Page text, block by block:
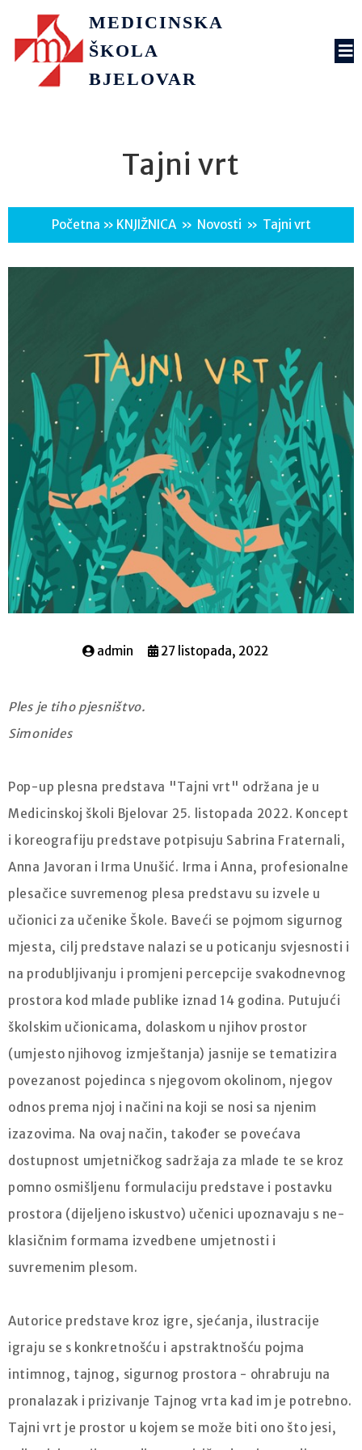
MEDICINSKA
ŠKOLA
BJELOVAR
Tajni vrt
Početna » KNJIŽNICA » Novosti » Tajni vrt
admin 27 listopada, 2022
Ples je tiho pjesništvo.
Simonides
Pop-up plesna predstava "Tajni vrt" održana je u
Medicinskoj školi Bjelovar 25. listopada 2022. Koncept
i koreografiju predstave potpisuju Sabrina Fraternali,
Anna Javoran i Irma Unušić. Irma i Anna, profesionalne
plesačice suvremenog plesa predstavu su izvele u
učionici za učenike Škole. Baveći se pojmom sigurnog
mjesta, cilj predstave nalazi se u poticanju svjesnosti i
na produbljivanju i promjeni percepcije svakodnevnog
prostora kod mlade publike iznad 14 godina. Putujući
školskim učionicama, dolaskom u njihov prostor
(umjesto njihovog izmještanja) jasnije se tematizira
povezanost pojedinca s njegovom okolinom, njegov
odnos prema njoj i načini na koji se nosi sa njenim
izazovima. Na ovaj način, također se povećava
dostupnost umjetničkog sadržaja za mlade te se kroz
pomno osmišljenu formulaciju predstave i postavku
prostora (dijeljeno iskustvo) učenici upoznavaju s ne-
klasičnim formama izvedbene umjetnosti i
suvremenim plesom.
Autorice predstave kroz igre, sjećanja, ilustracije
igraju se s konkretnošću i apstraktnošću pojma
intimnog, tajnog, sigurnog prostora - ohrabruju na
pronalazak i prizivanje Tajnog vrta kad im je potrebno.
Tajni vrt je prostor u kojem se može biti ono što jesi,